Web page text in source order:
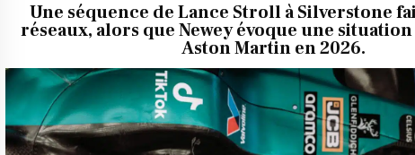
Une séquence de Lance Stroll à Silverstone
réseaux, alors que Newey évoque une
Aston Martin en 2026.